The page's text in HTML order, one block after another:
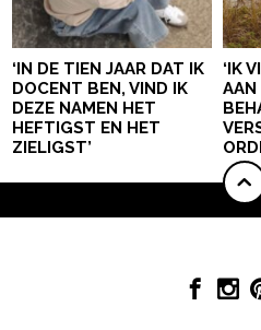
‘IN DE TIEN JAAR DAT IK
DOCENT BEN, VIND IK
DEZE NAMEN HET
HEFTIGST EN HET
ZIELIGST’
‘IK
AAN